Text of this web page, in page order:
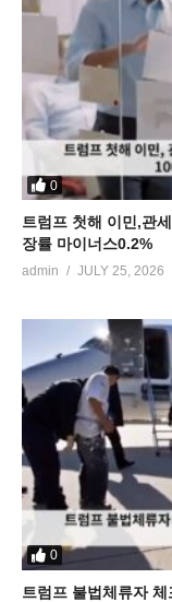
0
트럼프 첫해 이민,관
장률 마이너스0.2%
admin JULY 25, 2026
0
트럼프 불법체류자